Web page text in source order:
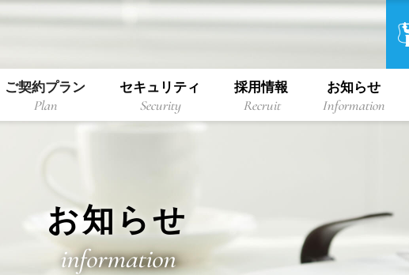
ご契約プラン
Plan
セキュリティ
Security
採用情報
Recruit
お知らせ
Information
お知らせ
information